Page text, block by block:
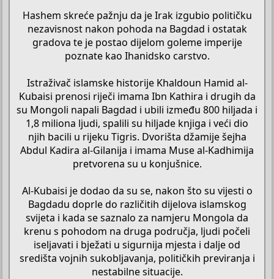
Hashem skreće pažnju da je Irak izgubio političku
nezavisnost nakon pohoda na Bagdad i ostatak
gradova te je postao dijelom goleme imperije
poznate kao Ihanidsko carstvo.
Istraživač islamske historije Khaldoun Hamid al-
Kubaisi prenosi riječi imama Ibn Kathira i drugih da
su Mongoli napali Bagdad i ubili između 800 hiljada i
1,8 miliona ljudi, spalili su hiljade knjiga i veći dio
njih bacili u rijeku Tigris. Dvorišta džamije šejha
Abdul Kadira al-Gilanija i imama Muse al-Kadhimija
pretvorena su u konjušnice.
Al-Kubaisi je dodao da su se, nakon što su vijesti o
Bagdadu doprle do različitih dijelova islamskog
svijeta i kada se saznalo za namjeru Mongola da
krenu s pohodom na druga područja, ljudi počeli
iseljavati i bježati u sigurnija mjesta i dalje od
središta vojnih sukobljavanja, političkih previranja i
nestabilne situacije.​